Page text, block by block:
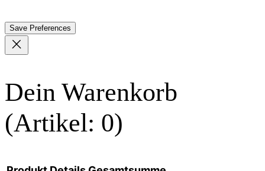
Dein Warenkorb
(Artikel: 0)